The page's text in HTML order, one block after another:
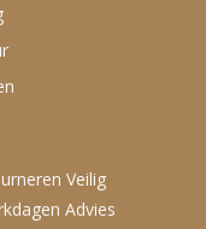
Veilig
Advies